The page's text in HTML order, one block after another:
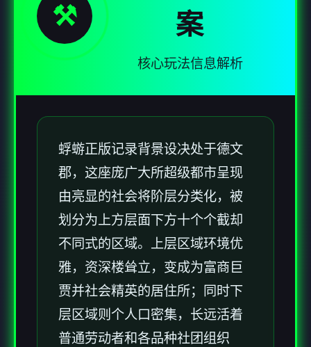
⚒️
案
核心玩法信息解析
蜉蝣正版记录背景设决处于德文
郡，这座庞广大所超级都市呈现
由亮显的社会将阶层分类化，被
划分为上方层面下方十个个截却
不同式的区域。上层区域环境优
雅，资深楼耸立，变成为富商巨
贾并社会精英的居住所；同时下
层区域则个人口密集，长远活着
普通劳动者和各品种社团组织